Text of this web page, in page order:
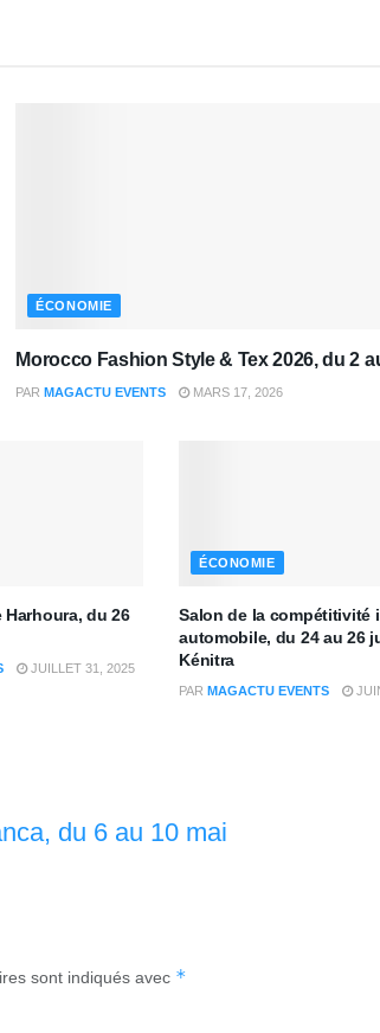
ÉCONOMIE
Morocco Fashion Style & Tex 2026, du 2
PAR MAGACTU EVENTS MARS 17, 2026
Harhoura, du 26
JUILLET 31, 2025
ÉCONOMIE
Salon de la compétitivité
automobile, du 24 au 26
Kénitra
PAR MAGACTU EVENTS
du 6 au 10 mai
sont indiqués avec *